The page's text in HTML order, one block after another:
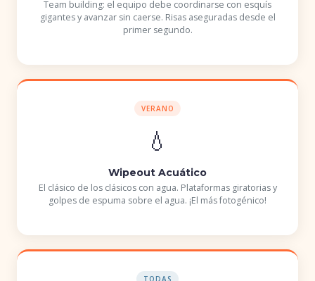
Team building: el equipo debe coordinarse con esquís
gigantes y avanzar sin caerse. Risas aseguradas desde el
primer segundo.
VERANO
💧
Wipeout Acuático
El clásico de los clásicos con agua. Plataformas giratorias y
golpes de espuma sobre el agua. ¡El más fotogénico!